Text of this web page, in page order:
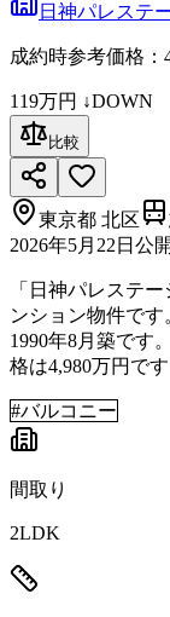
日神パレステ
成約時参考価格：
119万円 ↓DOWN
比較
東京都 北区
2026年5月22日 公開
「日神パレステ
ンション物件です
1990年8月築です
格は4,980万円で
#バルコニー
間取り
2LDK